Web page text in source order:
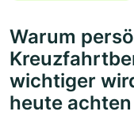
Warum
wichtiger
heute